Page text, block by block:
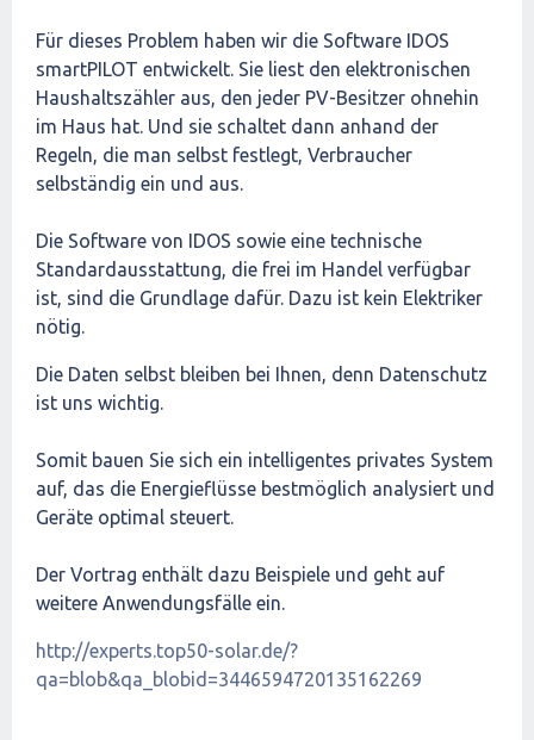
Für dieses Problem haben wir die Software IDOS
smartPILOT entwickelt. Sie liest den elektronischen
Haushaltszähler aus, den jeder PV-Besitzer ohnehin
im Haus hat. Und sie schaltet dann anhand der
Regeln, die man selbst festlegt, Verbraucher
selbständig ein und aus.
Die Software von IDOS sowie eine technische
Standardausstattung, die frei im Handel verfügbar
ist, sind die Grundlage dafür. Dazu ist kein Elektriker
nötig.
Die Daten selbst bleiben bei Ihnen, denn Datenschutz
ist uns wichtig.
Somit bauen Sie sich ein intelligentes privates System
auf, das die Energieflüsse bestmöglich analysiert und
Geräte optimal steuert.
Der Vortrag enthält dazu Beispiele und geht auf
weitere Anwendungsfälle ein.
http://experts.top50-solar.de/?
qa=blob&qa_blobid=3446594720135162269